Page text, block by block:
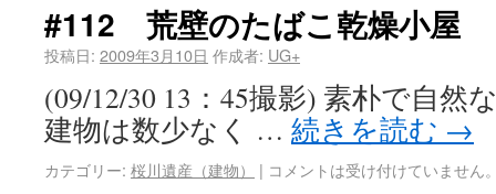
#112 荒壁のたばこ乾燥小屋
投稿日: 2009年3月10日 作成者: UG+
(09/12/30 13：45撮影) 素朴で自然
建物は数少なく … 続きを読む →
カテゴリー: 桜川遺産（建物） | コメントは受け付けていません